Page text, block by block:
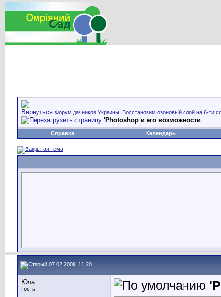
Форум дачников Украины. Восстановим озоновый слой на 6-ти
'Photoshop и его возможности
Справка Календарь
07.02.2009, 11:20
Юла
Гость